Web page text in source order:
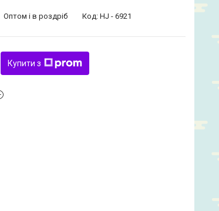
Оптом і в роздріб Код: HJ - 6921
Купити з